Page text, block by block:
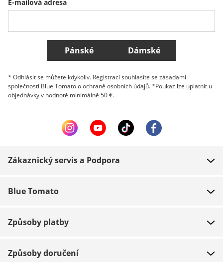
Belgique (Français) Danmark Norge
Všechny země
E-mailová adresa
Pánské Dámské
* Odhlásit se můžete kdykoliv. Registrací souhlasíte se zásadami
společnosti Blue Tomato o ochraně osobních údajů. *Poukaz lze uplatnit u
objednávky v hodnotě minimálně 50 €.
Zákaznický servis a Podpora
Platba
Navrácení zboží
Blue Tomato
Práce
Způsoby platby
Způsoby doručení